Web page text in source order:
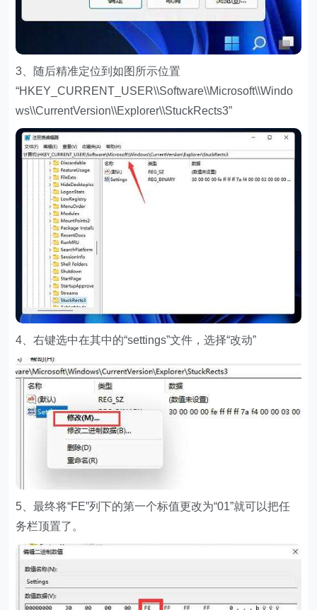
3、随后精准定位到如图所示位置
“HKEY_CURRENT_USER\\Software\\Microsoft\\Windo
ws\\CurrentVersion\\Explorer\\StuckRects3”
4、右键选中在其中的“settings”文件，选择“改动”
5、最终将“FE”列下的第一个标值更改为“01”就可以把任
务栏顶置了。